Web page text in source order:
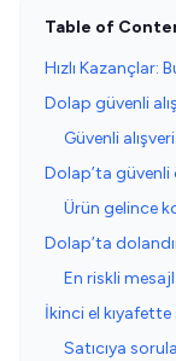
Table of
Hızlı Kazançlar:
Dolap güvenli
Güvenli
Dolap’ta güvenli
Ürün gelince
Dolap’ta
En riskli
İkinci el
Satıcıya